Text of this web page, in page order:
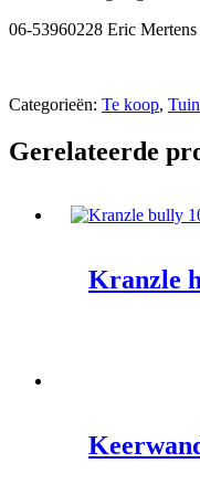
06-53960228 Eric Mertens
Categorieën: Te koop,
Gerelateerde
Kranzle